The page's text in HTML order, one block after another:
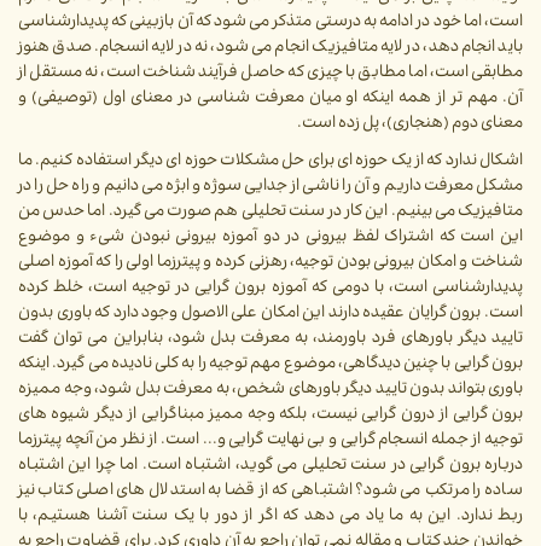
است، اما خود در ادامه به درستی متذکر می شود که آن بازبینی که پدیدارشناسی
باید انجام دهد، در لایه متافیزیک انجام می شود، نه در لایه انسجام. صدق هنوز
مطابقی است، اما مطابق با چیزی که حاصل فرآیند شناخت است، نه مستقل از
آن. مهم تر از همه اینکه او میان معرفت شناسی در معنای اول (توصیفی) و
معنای دوم (هنجاری)، پل زده است.
اشکال ندارد که از یک حوزه ای برای حل مشکلات حوزه ای دیگر استفاده کنیم. ما
مشکل معرفت داریم و آن را ناشی از جدایی سوژه و ابژه می دانیم و راه حل را در
متافیزیک می بینیم. این کار در سنت تحلیلی هم صورت می گیرد. اما حدس من
این است که اشتراک لفظ بیرونی در دو آموزه بیرونی نبودن شیء و موضوع
شناخت و امکان بیرونی بودن توجیه، رهزنی کرده و پیترزما اولی را که آموزه اصلی
پدیدارشناسی است، با دومی که آموزه برون گرایی در توجیه است، خلط کرده
است. برون گرایان عقیده دارند این امکان علی الاصول وجود دارد که باوری بدون
تایید دیگر باورهای فرد باورمند، به معرفت بدل شود، بنابراین می توان گفت
برون گرایی با چنین دیدگاهی، موضوع مهم توجیه را به کلی نادیده می گیرد. اینکه
باوری بتواند بدون تایید دیگر باورهای شخص، به معرفت بدل شود، وجه ممیزه
برون گرایی از درون گرایی نیست، بلکه وجه ممیز مبناگرایی از دیگر شیوه های
توجیه از جمله انسجام گرایی و بی نهایت گرایی و... است. از نظر من آنچه پیترزما
درباره برون گرایی در سنت تحلیلی می گوید، اشتباه است. اما چرا این اشتباه
ساده را مرتکب می شود؟ اشتباهی که از قضا به استدلال های اصلی کتاب نیز
ربط ندارد. این به ما یاد می دهد که اگر از دور با یک سنت آشنا هستیم، با